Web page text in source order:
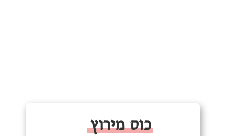
כוס מירוץ